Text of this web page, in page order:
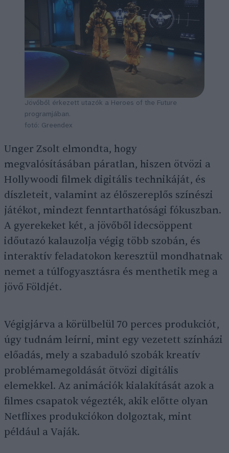
Jövőből érkezett utazók a Heroes of the Future
programjában.
fotó: Greendex
Unger Zsolt elmondta, hogy
megvalósításában páratlan, hiszen ötvözi a
Hollywoodi filmek digitális technikáját, és
díszleteit, valamint az élőszereplős színészi
játékot, mindezt fenntarthatósági fókuszban.
A gyerekeket két, a jövőből idecsöppent
időutazó kalauzolja végig több szobán, és
interaktív feladatokon keresztül mondhatnak
nemet a túlfogyasztásra és menthetik meg a
jövő Földjét.
Végigjárva a körülbelül 70 perces produkciót,
úgy tudnám leírni, mint egy vezetett színházi
előadás, mely a szabaduló szobák kreatív
problémamegoldását ötvözi digitális
elemekkel. Az animációk kialakítását azok a
filmes csapatok végezték, akik előtte olyan
Netflixes produkciókon dolgoztak, mint
például a Vaják.